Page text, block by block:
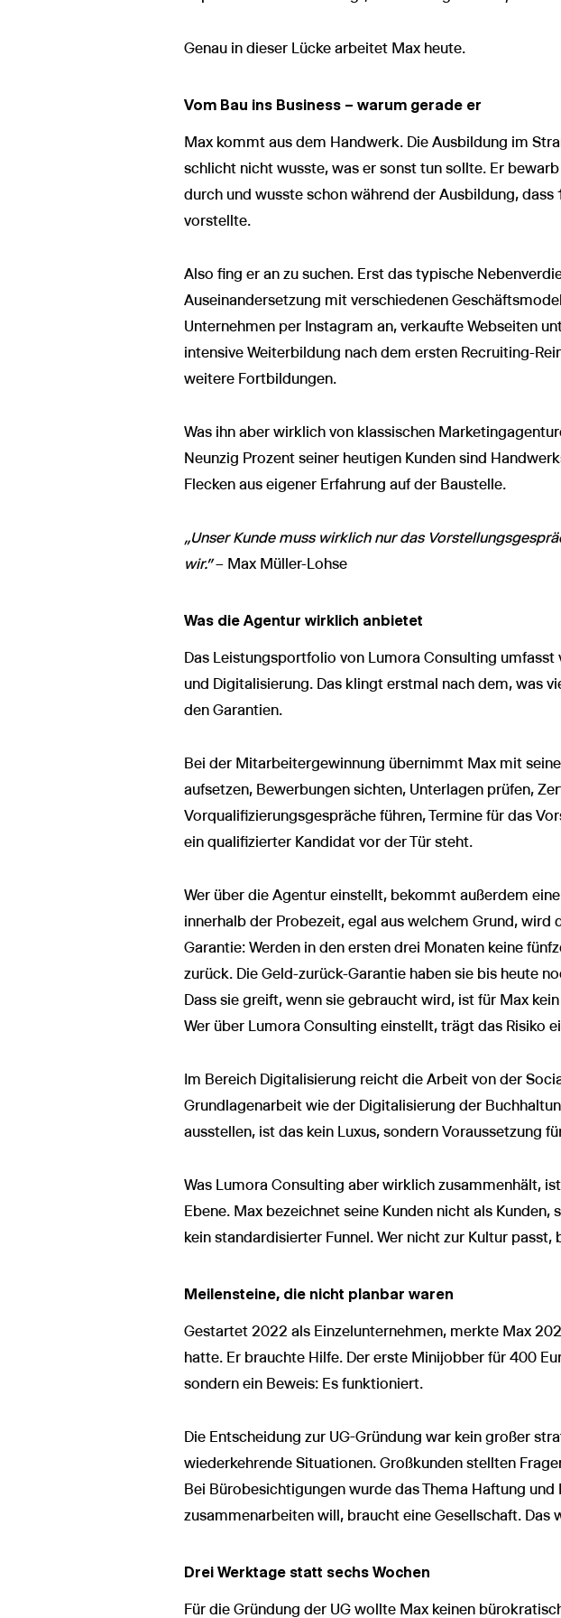
Genau in dieser Lücke arbeitet Max heute.
Vom Bau ins Business – warum gerade er
Max kommt aus dem Handwerk. Die Ausbildung im
schlicht nicht wusste, was er sonst tun sollte. Er
durch und wusste schon während der Ausbildung,
vorstellte.
Also fing er an zu suchen. Erst das typische
Auseinandersetzung mit verschiedenen
Unternehmen per Instagram an, verkaufte Webseiten
intensive Weiterbildung nach dem ersten Recruiting-
weitere Fortbildungen.
Was ihn aber wirklich von klassischen
Neunzig Prozent seiner heutigen Kunden sind
Flecken aus eigener Erfahrung auf der Baustelle.
„Unser Kunde muss wirklich nur das
wir."– Max Müller-Lohse
Was die Agentur wirklich anbietet
Das Leistungsportfolio von Lumora Consulting
und Digitalisierung. Das klingt erstmal nach dem, was
den Garantien.
Bei der Mitarbeitergewinnung übernimmt Max mit
aufsetzen, Bewerbungen sichten, Unterlagen prüfen,
Vorqualifizierungsgespräche führen, Termine für das
ein qualifizierter Kandidat vor der Tür steht.
Wer über die Agentur einstellt, bekommt außerdem
innerhalb der Probezeit, egal aus welchem Grund,
Garantie: Werden in den ersten drei Monaten keine
zurück. Die Geld-zurück-Garantie haben sie bis heute
Dass sie greift, wenn sie gebraucht wird, ist für Max
Wer über Lumora Consulting einstellt, trägt das Risiko
Im Bereich Digitalisierung reicht die Arbeit von der
Grundlagenarbeit wie der Digitalisierung der
ausstellen, ist das kein Luxus, sondern Voraussetzung
Was Lumora Consulting aber wirklich zusammenhält,
Ebene. Max bezeichnet seine Kunden nicht als
kein standardisierter Funnel. Wer nicht zur Kultur
Meilensteine, die nicht planbar waren
Gestartet 2022 als Einzelunternehmen, merkte Max
hatte. Er brauchte Hilfe. Der erste Minijobber für 400
sondern ein Beweis: Es funktioniert.
Die Entscheidung zur UG-Gründung war kein großer
wiederkehrende Situationen. Großkunden stellten
Bei Bürobesichtigungen wurde das Thema Haftung
zusammenarbeiten will, braucht eine Gesellschaft. Das
Drei Werktage statt sechs Wochen
Für die Gründung der UG wollte Max keinen